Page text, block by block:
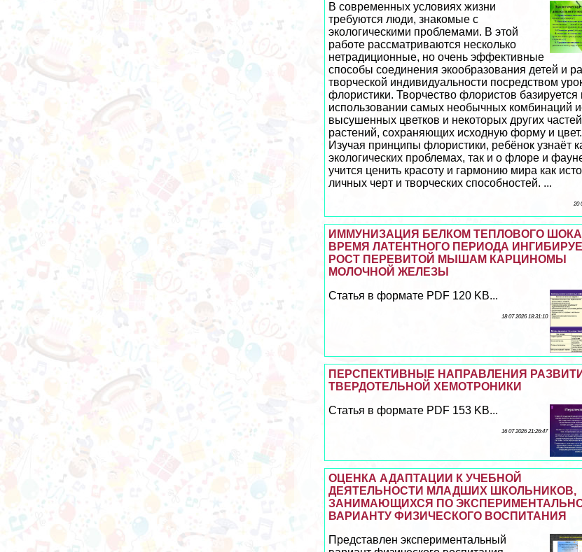
В современных условиях жизни
требуются люди, знакомые с
экологическими проблемами. В этой
работе рассматриваются несколько
нетрадиционные, но очень эффективные
способы соединения экообразования детей и
творческой индивидуальности посредством
флористики. Творчество флористов базируется
использовании самых необычных комбинаций
высушенных цветков и некоторых других частей
растений, сохраняющих исходную форму и цвет.
Изучая принципы флористики, ребёнок узнаёт
экологических проблемах, так и о флоре и
учится ценить красоту и гармонию мира как
личных черт и творческих способностей. ...
20
ИММУНИЗАЦИЯ БЕЛКОМ ТЕПЛОВОГО
ВРЕМЯ ЛАТЕНТНОГО ПЕРИОДА
РОСТ ПЕРЕВИТОЙ МЫШАМ КАРЦИНОМЫ
МОЛОЧНОЙ ЖЕЛЕЗЫ
Статья в формате PDF 120 KB...
18 07 2026 18:31:10
ПЕРСПЕКТИВНЫЕ НАПРАВЛЕНИЯ
ТВЕРДОТЕЛЬНОЙ ХЕМОТРОНИКИ
Статья в формате PDF 153 KB...
16 07 2026 21:26:47
ОЦЕНКА АДАПТАЦИИ К УЧЕБНОЙ
ДЕЯТЕЛЬНОСТИ МЛАДШИХ ШКОЛЬНИКОВ,
ЗАНИМАЮЩИХСЯ ПО
ВАРИАНТУ ФИЗИЧЕСКОГО ВОСПИТАНИЯ
Представлен экспериментальный